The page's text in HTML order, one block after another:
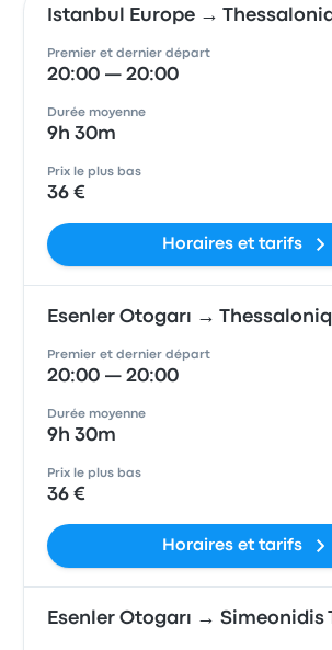
Istanbul Europe →
Premier et dernier départ
20:00 — 20:00
Durée moyenne
9h 30m
Prix le plus bas
36 €
Horaires et tarifs
Esenler Otogarı →
Premier et dernier départ
20:00 — 20:00
Durée moyenne
9h 30m
Prix le plus bas
36 €
Horaires et tarifs
Esenler Otogarı → Simeonidis